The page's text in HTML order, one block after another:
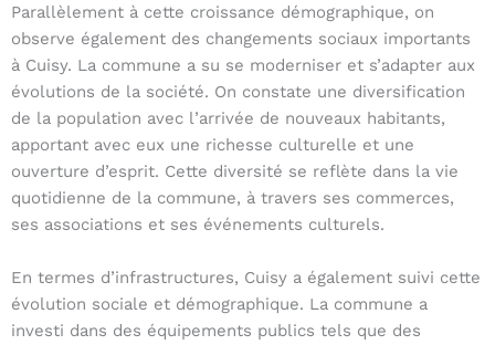
Parallèlement à cette croissance démographique, on
observe également des changements sociaux importants
à Cuisy. La commune a su se moderniser et s’adapter aux
évolutions de la société. On constate une diversification
de la population avec l’arrivée de nouveaux habitants,
apportant avec eux une richesse culturelle et une
ouverture d’esprit. Cette diversité se reflète dans la vie
quotidienne de la commune, à travers ses commerces,
ses associations et ses événements culturels.
En termes d’infrastructures, Cuisy a également suivi cette
évolution sociale et démographique. La commune a
investi dans des équipements publics tels que des